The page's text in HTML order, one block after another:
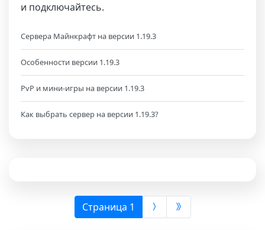
и подключайтесь.
Сервера Майнкрафт на версии 1.19.3
Особенности версии 1.19.3
PvP и мини-игры на версии 1.19.3
Как выбрать сервер на версии 1.19.3?
Страница 1 (выбрана)